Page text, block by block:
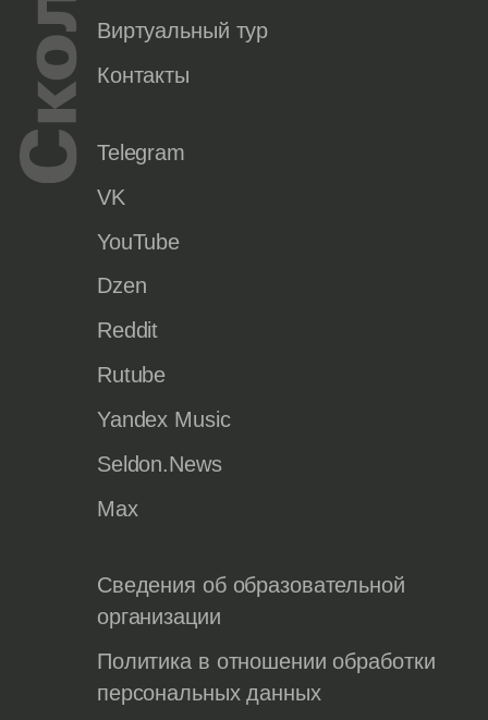
Виртуальный тур
Контакты
Telegram
VK
YouTube
Dzen
Reddit
Rutube
Yandex Music
Seldon.News
Max
Сведения об образовательной
организации
Политика в отношении обработки
персональных данных